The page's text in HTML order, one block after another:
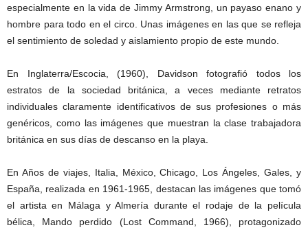
especialmente en la vida de Jimmy Armstrong, un payaso enano y
hombre para todo en el circo. Unas imágenes en las que se refleja
el sentimiento de soledad y aislamiento propio de este mundo.
En Inglaterra/Escocia, (1960), Davidson fotografió todos los
estratos de la sociedad británica, a veces mediante retratos
individuales claramente identificativos de sus profesiones o más
genéricos, como las imágenes que muestran la clase trabajadora
británica en sus días de descanso en la playa.
En Años de viajes, Italia, México, Chicago, Los Ángeles, Gales, y
España, realizada en 1961-1965, destacan las imágenes que tomó
el artista en Málaga y Almería durante el rodaje de la película
bélica, Mando perdido (Lost Command, 1966), protagonizado